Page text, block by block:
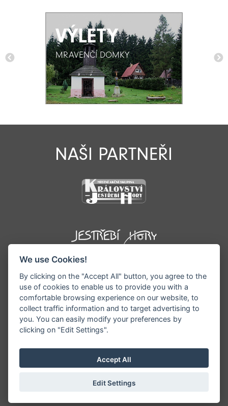
VÝLETY
MRAVENČÍ DOMKY
VÝLETY
MRAVENČÍ DOMKY
NAŠI PARTNEŘI
©1996 - 2026 Všechna práva vyhrazena serveru
zveřejňovaných informací a vyhrazuje si právo
informace editovat či odmítnout uveřejnění.
Sekce pro starosty/ředitele|Nastavení cookies
We use Cookies!
By clicking on the "Accept All" button, you agree to the
use of cookies to enable us to provide you with a
comfortable browsing experience on our website, to
collect traffic information and to target advertising to
you. You can easily modify your preferences by
clicking on "Edit Settings".
Accept All
Edit Settings